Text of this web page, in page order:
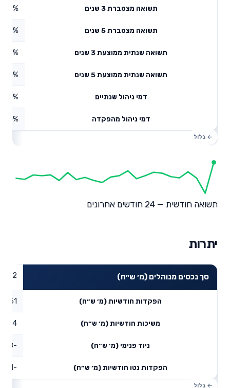
תשואה מצטברת 3 שנים
תשואה מצטברת 5 שנים
תשואה שנתית ממוצעת 3 שנים
תשואה שנתית ממוצעת 5 שנים
דמי ניהול שנתיים
דמי ניהול מהפקדה
תשואה חודשית — 24 חודשים אחרונים
יתרות
סך נכסים מנוהלים (מ׳ ש״ח)
הפקדות חודשיות (מ׳ ש״ח) 18.51
משיכות חודשיות (מ׳ ש״ח)
ניוד פנימי (מ׳ ש״ח) -48.38
הפקדות נטו חודשיות (מ׳ ש״ח) -68.01